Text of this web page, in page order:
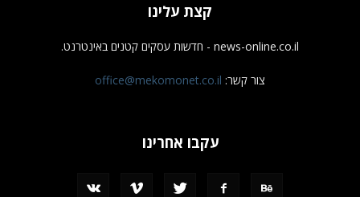
קצת עלינו
news-online.co.il - חדשות עסקים קטנים באינטרנט.
צור קשר: office@mekomonet.co.il
עקבו אחרינו